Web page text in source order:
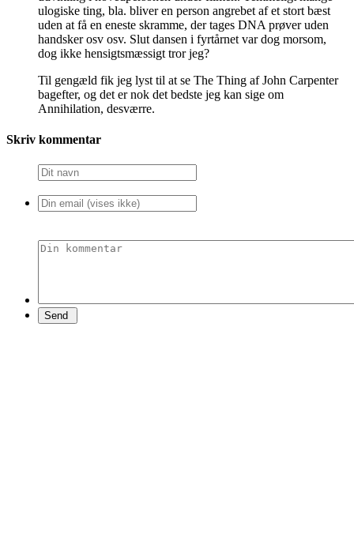
ulogiske ting, bla. bliver en person angrebet af et stort bæst
uden at få en eneste skramme, der tages DNA prøver uden
handsker osv osv. Slut dansen i fyrtårnet var dog morsom,
dog ikke hensigtsmæssigt tror jeg?
Til gengæld fik jeg lyst til at se The Thing af John Carpenter
bagefter, og det er nok det bedste jeg kan sige om
Annihilation, desværre.
Skriv kommentar